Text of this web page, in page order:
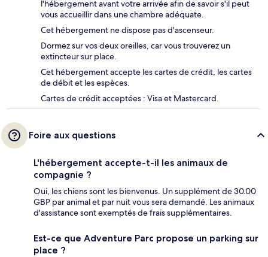
l'hébergement avant votre arrivée afin de savoir s'il peut
vous accueillir dans une chambre adéquate.
Cet hébergement ne dispose pas d'ascenseur.
Dormez sur vos deux oreilles, car vous trouverez un
extincteur sur place.
Cet hébergement accepte les cartes de crédit, les cartes
de débit et les espèces.
Cartes de crédit acceptées : Visa et Mastercard.
Foire aux questions
L'hébergement accepte-t-il les animaux de
compagnie ?
Oui, les chiens sont les bienvenus. Un supplément de 30.00
GBP par animal et par nuit vous sera demandé. Les animaux
d'assistance sont exemptés de frais supplémentaires.
Est-ce que Adventure Parc propose un parking sur
place ?